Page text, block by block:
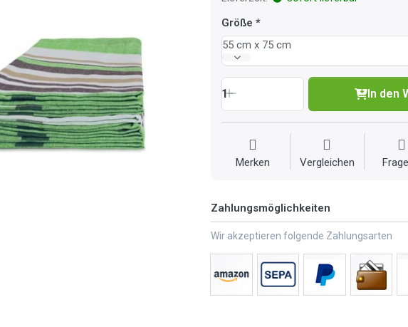
Größe
55 cm x 75 cm
1 In den
Merken Vergleichen
Zahlungsmöglichkeiten
Wir akzeptieren folgende Zahlungsarten